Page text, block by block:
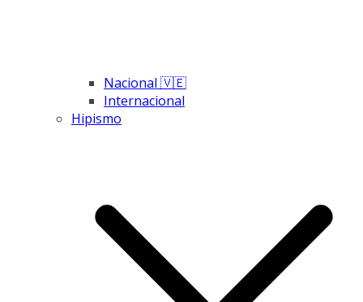
Nacional 🇻🇪
Internacional
Hipismo